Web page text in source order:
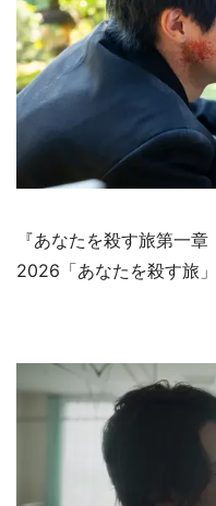
『あなたを殺す旅第一
2026「あなたを殺す旅